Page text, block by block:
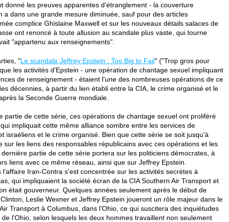
donné les preuves apparentes d'étranglement - la couverture
a dans une grande mesure diminuée, sauf pour des articles
complice Ghislaine Maxwell et sur les nouveaux détails salaces de
ont renoncé à toute allusion au scandale plus vaste, qui tourne
"appartenu aux renseignements".
"Le scandale Jeffrey Epstein : Too Big to Fail" ("Trop gros pour
les activités d'Epstein - une opération de chantage sexuel impliquant
de renseignement - étaient l'une des nombreuses opérations de ce
décennies, à partir du lien établi entre la CIA, le crime organisé et le
la Seconde Guerre mondiale.
partie de cette série, ces opérations de chantage sexuel ont proliféré
impliquait cette même alliance sombre entre les services de
israéliens et le crime organisé. Bien que cette série se soit jusqu'à
sur les liens des responsables républicains avec ces opérations et les
partie de cette série portera sur les politiciens démocrates, à
liens avec ce même réseau, ainsi que sur Jeffrey Epstein.
l'affaire Iran-Contra s'est concentrée sur les activités secrètes à
qui impliquaient la société écran de la CIA Southern Air Transport et
était gouverneur. Quelques années seulement après le début de
Leslie Wexner et Jeffrey Epstein joueront un rôle majeur dans le
Transport à Columbus, dans l'Ohio, ce qui suscitera des inquiétudes
l'Ohio, selon lesquels les deux hommes travaillent non seulement